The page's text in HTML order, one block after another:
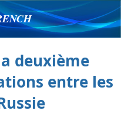
deuxième
entre les